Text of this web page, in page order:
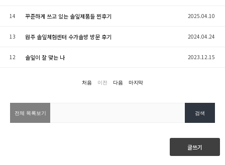
14 꾸준하게 쓰고 있는 솔잎제품들 찐후기 2025.04.10
13 원주 솔잎체험센터 수가솔방 방문 후기 2024.04.24
12 솔잎이 잘 맞는 나 2023.12.15
처음 이전 다음 마지막
글쓰기